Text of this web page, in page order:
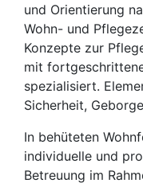
und Orientierung
Wohn- und
Konzepte zur
mit
spezialisiert.
Sicherheit,
In behüteten
individuelle und
Betreuung im